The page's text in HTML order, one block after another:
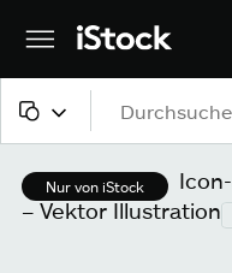
Alle Inhalte
Bilder
Nur von iStock
– Vektor Illustration